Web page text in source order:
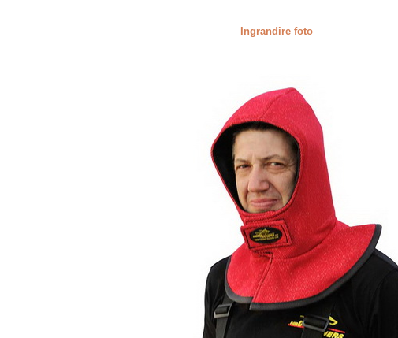
Ingrandire foto